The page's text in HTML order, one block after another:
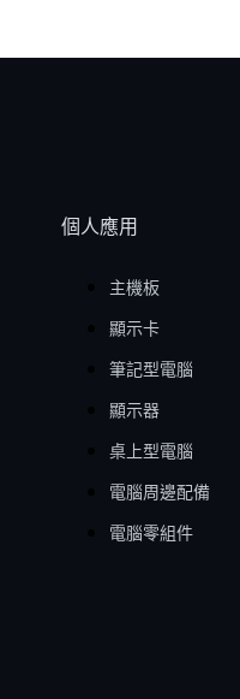
個人應用
主機板
顯示卡
筆記型電腦
顯示器
桌上型電腦
電腦周邊配備
電腦零組件